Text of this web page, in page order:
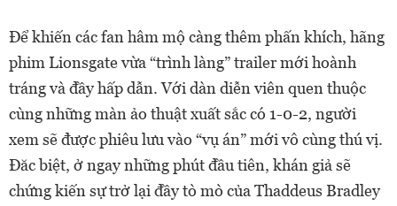
Để khiến các fan hâm mộ càng thêm phấn khích, hãng
phim Lionsgate vừa “trình làng” trailer mới hoành
tráng và đầy hấp dẫn. Với dàn diễn viên quen thuộc
cùng những màn ảo thuật xuất sắc có 1-0-2, người
xem sẽ được phiêu lưu vào “vụ án” mới vô cùng thú vị.
Đăc biệt, ở ngay những phút đầu tiên, khán giả sẽ
chứng kiến sự trở lại đầy tò mò của Thaddeus Bradley